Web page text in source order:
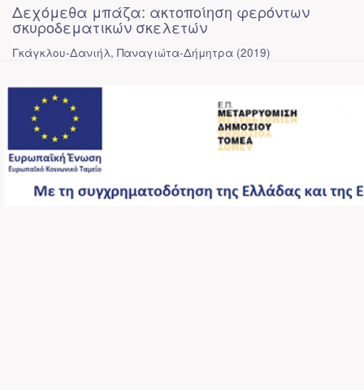
Δεχόμεθα μπάζα: ακτοποίηση φερόντων
σκυροδεματικών σκελετών
Γκάγκλου-Δανιήλ, Παναγιώτα-Δήμητρα (2019)